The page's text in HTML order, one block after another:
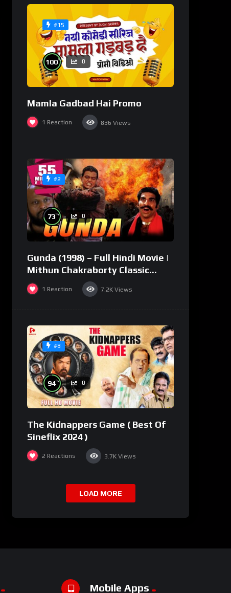
#15
100% 0
Mamla Gadbad Hai Promo
1 Reaction 836 Views
#2
73% 0
Gunda (1998) – Full Hindi Movie |
Mithun Chakraborty Classic
Action Drama
1 Reaction 7.2K Views
#8
94% 0
The Kidnappers Game ( Best Of
Sineflix 2024 )
2 Reactions 3.7K Views
LOAD MORE
Mobile Apps